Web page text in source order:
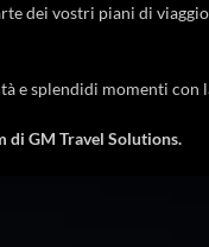
dei vostri piani di
e splendidi momenti con
di GM Travel Solutions.